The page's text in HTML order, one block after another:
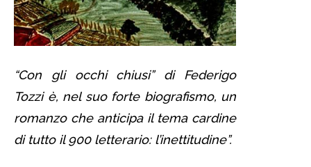
“Con gli occhi chiusi” di Federigo
Tozzi è, nel suo forte biografismo, un
romanzo che anticipa il tema cardine
di tutto il 900 letterario: l’inettitudine”.